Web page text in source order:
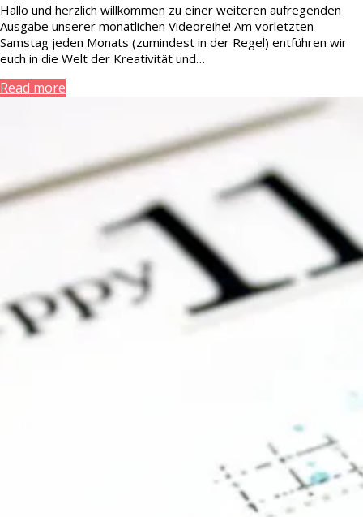
Hallo und herzlich willkommen zu einer weiteren aufregenden
Ausgabe unserer monatlichen Videoreihe! Am vorletzten
Samstag jeden Monats (zumindest in der Regel) entführen wir
euch in die Welt der Kreativität und…
Read more